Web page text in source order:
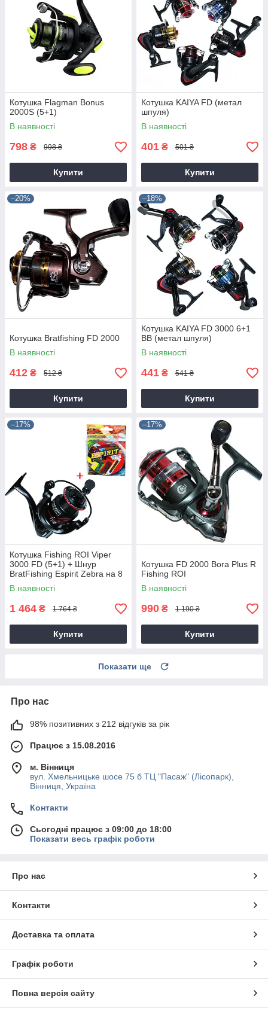
Котушка Flagman Bonus
2000S (5+1)
В наявності
798 ₴ 998 ₴
Купити
Котушка KAIYA FD (метал
шпуля)
В наявності
401 ₴ 501 ₴
Купити
–20%
Котушка Bratfishing FD 2000
В наявності
412 ₴ 512 ₴
Купити
–18%
Котушка KAIYA FD 3000 6+1
BB (метал шпуля)
В наявності
441 ₴ 541 ₴
Купити
–17%
Котушка Fishing ROI Viper
3000 FD (5+1) + Шнур
BratFishing Espirit Zebra на 8
ниток
В наявності
1 464 ₴ 1 764 ₴
Купити
–17%
Котушка FD 2000 Bora Plus R
Fishing ROI
В наявності
990 ₴ 1 190 ₴
Купити
Показати ще
Про нас
98% позитивних з 212 відгуків за рік
Працює з 15.08.2016
м. Вінниця
вул. Хмельницьке шосе 75 б ТЦ "Пасаж" (Лісопарк),
Вінниця, Україна
Контакти
Сьогодні працює з 09:00 до 18:00
Показати весь графік роботи
Про нас
Контакти
Доставка та оплата
Графік роботи
Повна версія сайту